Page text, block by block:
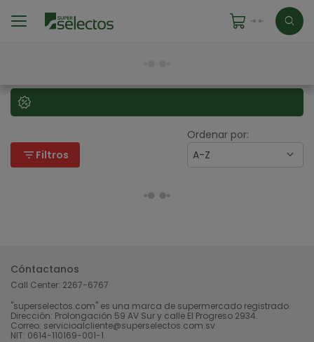
filter_list Filtros
Ordenar por:
A-Z
Cóntactanos
Call Center: 2267-6767
"superselectos.com" es una marca de supermercado registrado.
Dirección: Prolongación 59 AV Sur y calle El Progreso 2934.
Correo: servicioalcliente@superselectos.com.sv
NIT: 0614-110169-001-1